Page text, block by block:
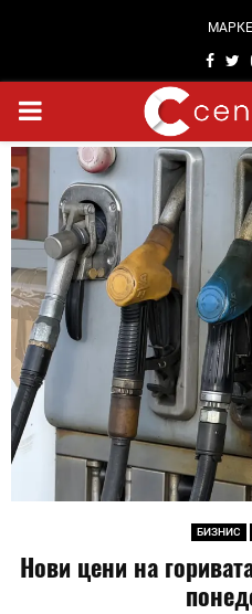
PRIMARY
MENU
БИЗНИС
Нови цени на